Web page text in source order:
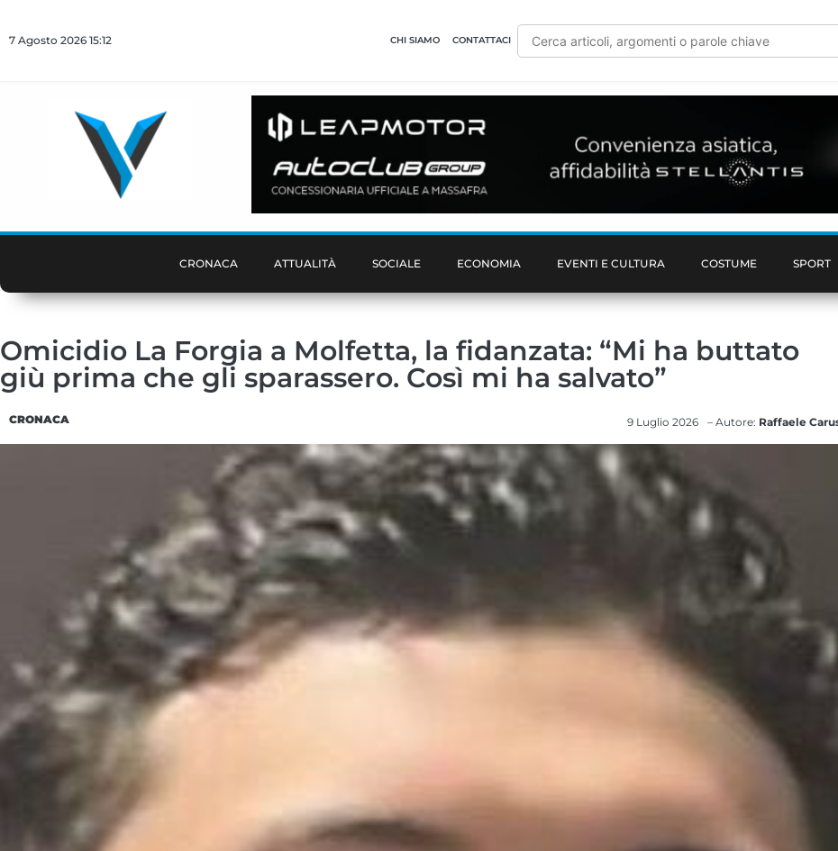
7 Agosto 2026 15:12 CHI SIAMO CONTATTACI
CRONACA ATTUALITÀ SOCIALE ECONOMIA EVENTI E CULTURA COSTUME SPORT
Omicidio La Forgia a Molfetta, la fidanzata: “Mi ha buttato
giù prima che gli sparassero. Così mi ha salvato”
CRONACA 9 Luglio 2026 – Autore: Raffaele